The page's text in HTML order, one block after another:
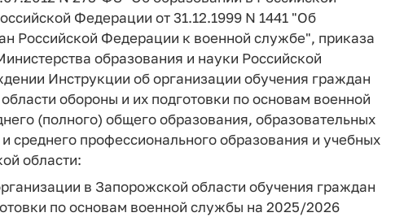
Федерации от 31.12.1999 N 1441 "Об
Российской Федерации к военной службе", приказа
образования и науки Российской
Инструкции об организации обучения граждан
обороны и их подготовки по основам военной
(полного) общего образования, образовательных
среднего профессионального образования и учебных
области:
в Запорожской области обучения граждан
по основам военной службы на 2025/2026